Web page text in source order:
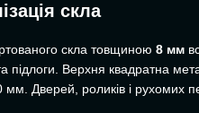
скла
скла товщиною 8 мм
підлоги. Верхня квадратна
Дверей, роликів і рухомих